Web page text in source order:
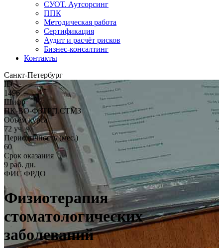
СУОТ. Аутсорсинг
ППК
Методическая работа
Сертификация
Аудит и расчёт рисков
Бизнес-консалтинг
Контакты
Санкт-Петербург
ID
1496
Шифр
ПК-ВО-ФЗТРП.СТМЗ
Объём курса
72 уч. ч.
Периодичность (мес.)
60
Срок оказания
9 раб. дн.
ФИС ФРДО
Физиотерапия
стоматологических
заболеваний